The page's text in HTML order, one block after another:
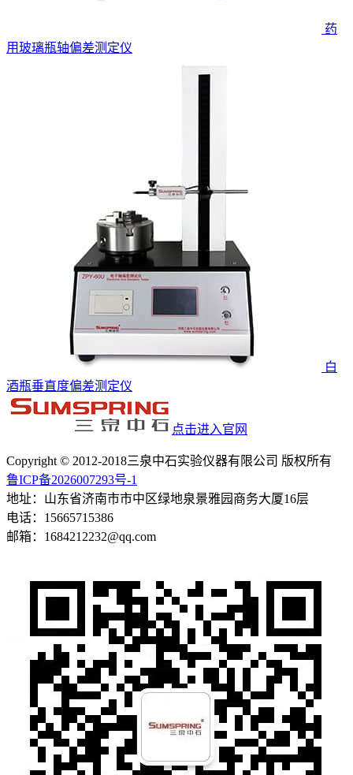
药
用玻璃瓶轴偏差测定仪
白
酒瓶垂直度偏差测定仪
点击进入官网
Copyright © 2012-2018三泉中石实验仪器有限公司 版权所有
鲁ICP备2026007293号-1
地址：山东省济南市市中区绿地泉景雅园商务大厦16层
电话：15665715386
邮箱：1684212232@qq.com